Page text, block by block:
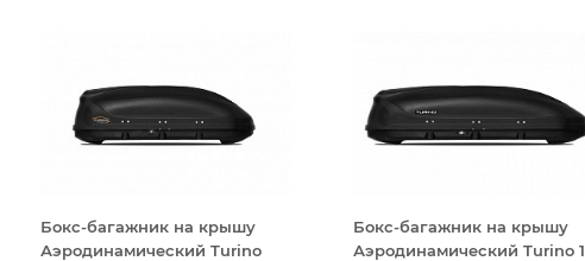
Бокс-багажник на крышу
Аэродинамический Turino
Бокс-багажник на крышу
Аэродинамический Turino 1